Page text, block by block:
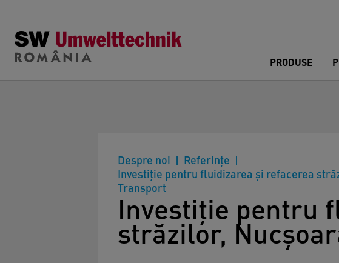
PRODUSE
Despre noi
Referinţe
Investiție pentru fluidizarea și refacerea
Transport
Investiție pentru
străzilor,